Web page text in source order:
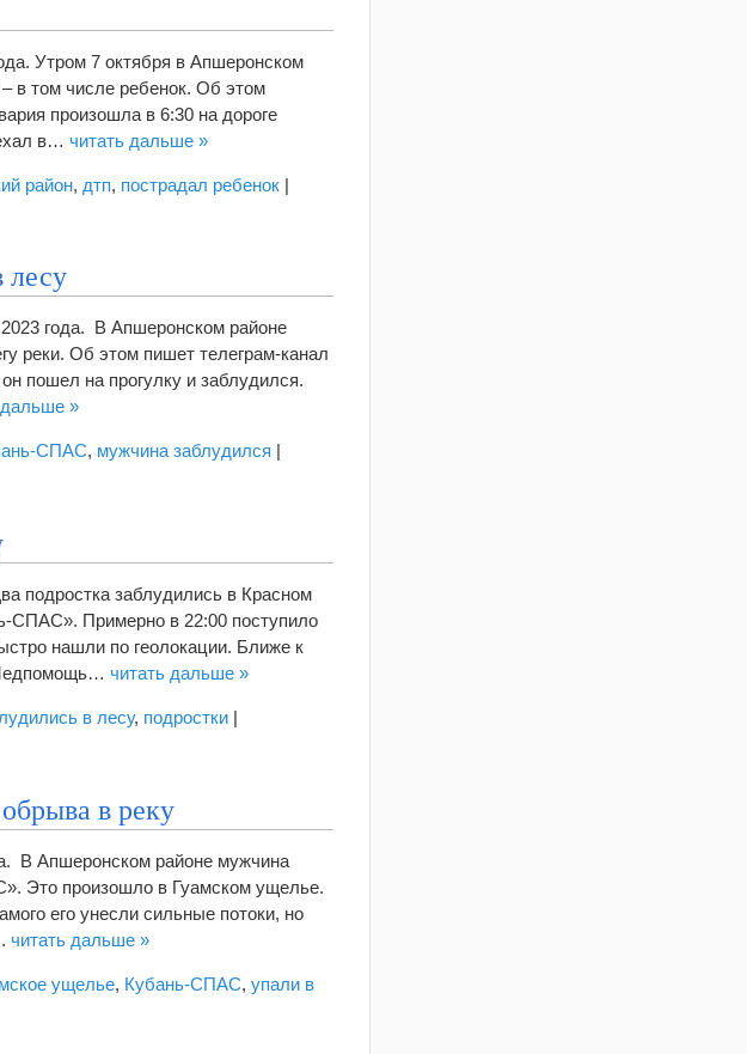
затопило
переправы
Утром 7 октября в Апшеронском
в том числе ребенок. Об этом
произошла в 6:30 на дороге
в… читать дальше »
район, дтп, пострадал ребенок |
лесу
года. В Апшеронском районе
реки. Об этом пишет телеграм-канал
пошел на прогулку и заблудился.
дальше »
СПАС, мужчина заблудился |
подростка заблудились в Красном
СПАС». Примерно в 22:00 поступило
нашли по геолокации. Ближе к
читать дальше »
в лесу, подростки |
в реку
В Апшеронском районе мужчина
Это произошло в Гуамском ущелье.
его унесли сильные потоки, но
читать дальше »
ущелье, Кубань-СПАС, упали в